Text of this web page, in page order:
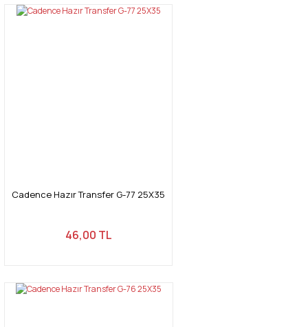
Cadence Hazır Transfer G-77 25X35
46,00 TL